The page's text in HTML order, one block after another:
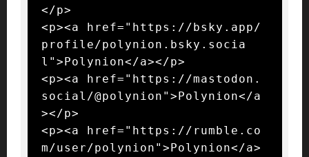
</p>
<p><a href="https://bsky.app/
profile/polynion.bsky.socia
l">Polynion</a></p>
<p><a href="https://mastodon.
social/@polynion">Polynion</a
></p>
<p><a href="https://rumble.co
m/user/polynion">Polynion</a>